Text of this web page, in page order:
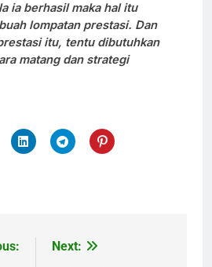
ia berhasil maka hal itu
lompatan prestasi. Dan
itu, tentu dibutuhkan
matang dan strategi
Next: